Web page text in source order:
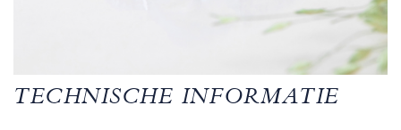
TECHNISCHE INFORMATIE